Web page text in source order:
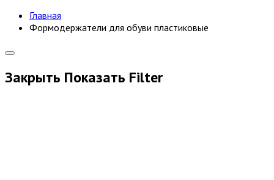
Главная
Формодержатели для обуви пластиковые
Закрыть Показать Filter